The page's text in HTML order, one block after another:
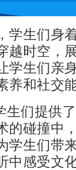
学生们身
越时空，
学生们亲
养和社交
生们提供
的碰撞中
学生们带
中感受文